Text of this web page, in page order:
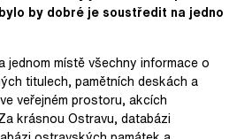
by dobré je soustředit na jedno
jednom místě všechny informace o
titulech, pamětních deskách a
veřejném prostoru, akcích
krásnou Ostravu, databázi